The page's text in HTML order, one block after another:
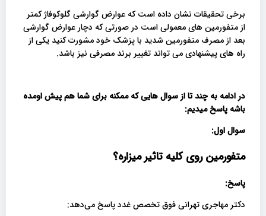
برخی تحقیقات نشان داده است که عوارض گوارشی گلوکوفاژ کمتر
از متفورمین های معمولی است در صورتی که دچار عوارض گوارشی
بعد از مصرف متفورمین شدید با پزشک خود مشورت کنید یکی از
راه های پیشنهادی می تواند تغییر برند مصرفی نیز باشد.
در ادامه به چند تا از سوال هایی که ممکنه برای شما هم پیش اومده
باشه پاسخ میدیم:
سوال اول:
متفورمین روی کلیه تاثیر میزاره؟
پاسخ:
دکتر مهاجری تهرانی فوق تخصص غدد پاسخ می‌دهد: